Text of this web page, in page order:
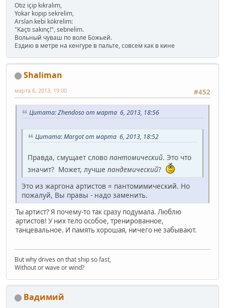
Otız içip kıkralım,
Yokar kopıp sekrelim,
Arslan kebi kökrelim:
"Kaçtı sakınç!", sebnelim.
Вольный чуваш по воле Божьей.
Ездию в метре на кенгуре в пальте, совсем как в кине
Shaliman
#452
марта 6, 2013, 19:00
Цитата: Zhendoso от марта 6, 2013, 18:56
Цитата: Margot от марта 6, 2013, 18:52
Правда, смущает слово пантомический. Это что
значит? Может, лучше пандемический?
Это из жаргона артистов = пантомимический. Но
пожалуй, Вы правы - надо заменить.
Ты артист? Я почему-то так сразу подумала. Люблю
артистов! У них тело особое, тренированное,
танцевальное. И память хорошая, ничего не забывают.
But why drives on that ship so fast,
Without or wave or wind?
Вадимий